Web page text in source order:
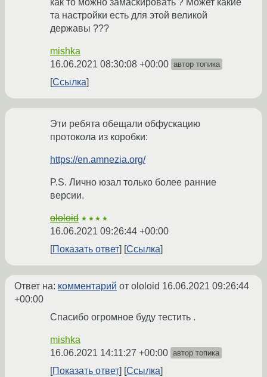
как то можно замаскировать ? Может какие
та настройки есть для этой великой
державы ???
mishka
16.06.2021 08:30:08 +00:00 автор топика
Ссылка
Эти ребята обещали обфускацию
протокола из коробки:
https://en.amnezia.org/
P.S. Лично юзал только более ранние
версии.
ololoid ★★★★
16.06.2021 09:26:44 +00:00
Показать ответ
Ссылка
Ответ на: комментарий от ololoid 16.06.2021 09:26:44
+00:00
Спасибо огромное буду тестить .
mishka
16.06.2021 14:11:27 +00:00 автор топика
Показать ответ Ссылка